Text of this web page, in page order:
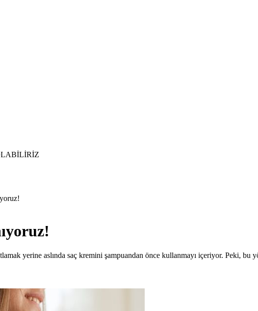
yerine aslında saç kremini şampuandan önce kullanmayı içeriyor. Peki, bu